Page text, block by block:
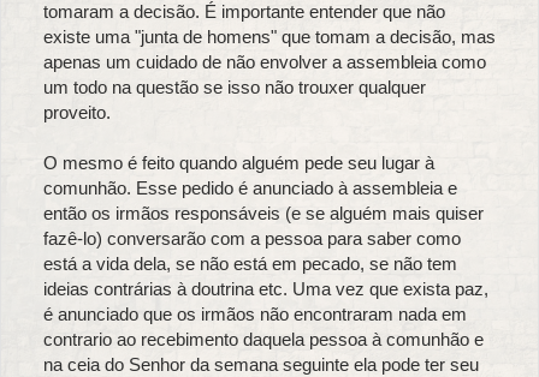
tomaram a decisão. É importante entender que não
existe uma "junta de homens" que tomam a decisão, mas
apenas um cuidado de não envolver a assembleia como
um todo na questão se isso não trouxer qualquer
proveito.
O mesmo é feito quando alguém pede seu lugar à
comunhão. Esse pedido é anunciado à assembleia e
então os irmãos responsáveis (e se alguém mais quiser
fazê-lo) conversarão com a pessoa para saber como
está a vida dela, se não está em pecado, se não tem
ideias contrárias à doutrina etc. Uma vez que exista paz,
é anunciado que os irmãos não encontraram nada em
contrario ao recebimento daquela pessoa à comunhão e
na ceia do Senhor da semana seguinte ela pode ter seu